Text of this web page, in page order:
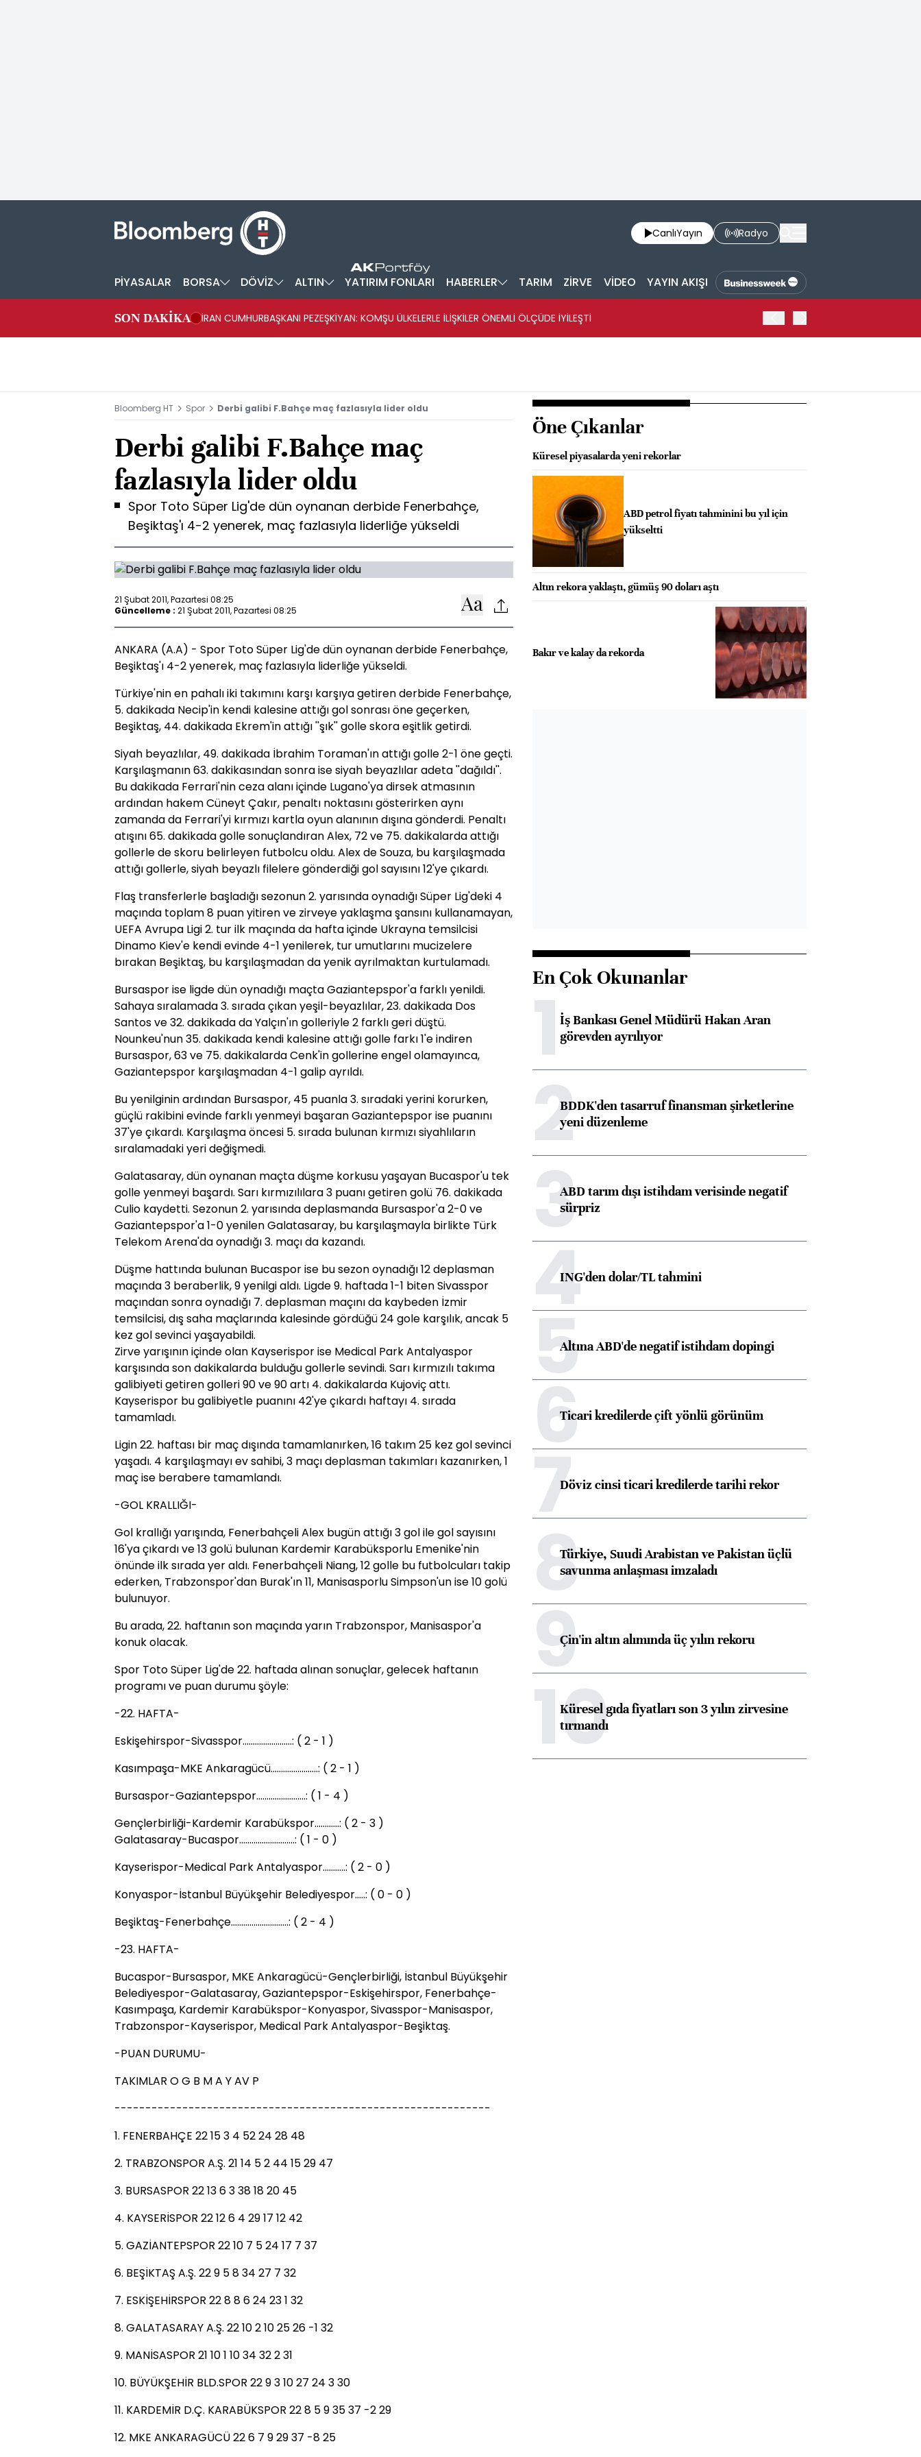
CanlıYayın Radyo
PİYASALAR BORSA DÖVİZ ALTIN YATIRIM FONLARI HABERLER TARIM ZİRVE VİDEO YAYIN AKIŞI
SON DAKİKA İRAN CUMHURBAŞKANI PEZEŞKİYAN: KOMŞU ÜLKELERLE İLİŞKİLER ÖNEMLİ ÖLÇÜDE İYİLEŞTİ
Bloomberg HT Spor Derbi galibi F.Bahçe maç fazlasıyla lider oldu
Derbi galibi F.Bahçe maç
fazlasıyla lider oldu
Spor Toto Süper Lig'de dün oynanan derbide Fenerbahçe,
Beşiktaş'ı 4-2 yenerek, maç fazlasıyla liderliğe yükseldi
21 Şubat 2011, Pazartesi 08:25
Güncelleme : 21 Şubat 2011, Pazartesi 08:25
ANKARA (A.A) - Spor Toto Süper Lig'de dün oynanan derbide Fenerbahçe,
Beşiktaş'ı 4-2 yenerek, maç fazlasıyla liderliğe yükseldi.
Türkiye'nin en pahalı iki takımını karşı karşıya getiren derbide Fenerbahçe,
5. dakikada Necip'in kendi kalesine attığı gol sonrası öne geçerken,
Beşiktaş, 44. dakikada Ekrem'in attığı ''şık'' golle skora eşitlik getirdi.
Siyah beyazlılar, 49. dakikada İbrahim Toraman'ın attığı golle 2-1 öne geçti.
Karşılaşmanın 63. dakikasından sonra ise siyah beyazlılar adeta ''dağıldı''.
Bu dakikada Ferrari'nin ceza alanı içinde Lugano'ya dirsek atmasının
ardından hakem Cüneyt Çakır, penaltı noktasını gösterirken aynı
zamanda da Ferrari'yi kırmızı kartla oyun alanının dışına gönderdi. Penaltı
atışını 65. dakikada golle sonuçlandıran Alex, 72 ve 75. dakikalarda attığı
gollerle de skoru belirleyen futbolcu oldu. Alex de Souza, bu karşılaşmada
attığı gollerle, siyah beyazlı filelere gönderdiği gol sayısını 12'ye çıkardı.
Flaş transferlerle başladığı sezonun 2. yarısında oynadığı Süper Lig'deki 4
maçında toplam 8 puan yitiren ve zirveye yaklaşma şansını kullanamayan,
UEFA Avrupa Ligi 2. tur ilk maçında da hafta içinde Ukrayna temsilcisi
Dinamo Kiev'e kendi evinde 4-1 yenilerek, tur umutlarını mucizelere
bırakan Beşiktaş, bu karşılaşmadan da yenik ayrılmaktan kurtulamadı.
Bursaspor ise ligde dün oynadığı maçta Gaziantepspor'a farklı yenildi.
Sahaya sıralamada 3. sırada çıkan yeşil-beyazlılar, 23. dakikada Dos
Santos ve 32. dakikada da Yalçın'ın golleriyle 2 farklı geri düştü.
Nounkeu'nun 35. dakikada kendi kalesine attığı golle farkı 1'e indiren
Bursaspor, 63 ve 75. dakikalarda Cenk'in gollerine engel olamayınca,
Gaziantepspor karşılaşmadan 4-1 galip ayrıldı.
Bu yenilginin ardından Bursaspor, 45 puanla 3. sıradaki yerini korurken,
güçlü rakibini evinde farklı yenmeyi başaran Gaziantepspor ise puanını
37'ye çıkardı. Karşılaşma öncesi 5. sırada bulunan kırmızı siyahlıların
sıralamadaki yeri değişmedi.
Galatasaray, dün oynanan maçta düşme korkusu yaşayan Bucaspor'u tek
golle yenmeyi başardı. Sarı kırmızılılara 3 puanı getiren golü 76. dakikada
Culio kaydetti. Sezonun 2. yarısında deplasmanda Bursaspor'a 2-0 ve
Gaziantepspor'a 1-0 yenilen Galatasaray, bu karşılaşmayla birlikte Türk
Telekom Arena'da oynadığı 3. maçı da kazandı.
Düşme hattında bulunan Bucaspor ise bu sezon oynadığı 12 deplasman
maçında 3 beraberlik, 9 yenilgi aldı. Ligde 9. haftada 1-1 biten Sivasspor
maçından sonra oynadığı 7. deplasman maçını da kaybeden İzmir
temsilcisi, dış saha maçlarında kalesinde gördüğü 24 gole karşılık, ancak 5
kez gol sevinci yaşayabildi.
Zirve yarışının içinde olan Kayserispor ise Medical Park Antalyaspor
karşısında son dakikalarda bulduğu gollerle sevindi. Sarı kırmızılı takıma
galibiyeti getiren golleri 90 ve 90 artı 4. dakikalarda Kujoviç attı.
Kayserispor bu galibiyetle puanını 42'ye çıkardı haftayı 4. sırada
tamamladı.
Ligin 22. haftası bir maç dışında tamamlanırken, 16 takım 25 kez gol sevinci
yaşadı. 4 karşılaşmayı ev sahibi, 3 maçı deplasman takımları kazanırken, 1
maç ise berabere tamamlandı.
-GOL KRALLIĞI-
Gol krallığı yarışında, Fenerbahçeli Alex bugün attığı 3 gol ile gol sayısını
16'ya çıkardı ve 13 golü bulunan Kardemir Karabüksporlu Emenike'nin
önünde ilk sırada yer aldı. Fenerbahçeli Niang, 12 golle bu futbolcuları takip
ederken, Trabzonspor'dan Burak'ın 11, Manisasporlu Simpson'un ise 10 golü
bulunuyor.
Bu arada, 22. haftanın son maçında yarın Trabzonspor, Manisaspor'a
konuk olacak.
Spor Toto Süper Lig'de 22. haftada alınan sonuçlar, gelecek haftanın
programı ve puan durumu şöyle:
-22. HAFTA-
Eskişehirspor-Sivasspor........................: ( 2 - 1 )
Kasımpaşa-MKE Ankaragücü.......................: ( 2 - 1 )
Bursaspor-Gaziantepspor........................: ( 1 - 4 )
Gençlerbirliği-Kardemir Karabükspor............: ( 2 - 3 )
Galatasaray-Bucaspor...........................: ( 1 - 0 )
Kayserispor-Medical Park Antalyaspor...........: ( 2 - 0 )
Konyaspor-İstanbul Büyükşehir Belediyespor.....: ( 0 - 0 )
Beşiktaş-Fenerbahçe............................: ( 2 - 4 )
-23. HAFTA-
Bucaspor-Bursaspor, MKE Ankaragücü-Gençlerbirliği, İstanbul Büyükşehir
Belediyespor-Galatasaray, Gaziantepspor-Eskişehirspor, Fenerbahçe-
Kasımpaşa, Kardemir Karabükspor-Konyaspor, Sivasspor-Manisaspor,
Trabzonspor-Kayserispor, Medical Park Antalyaspor-Beşiktaş.
-PUAN DURUMU-
TAKIMLAR O G B M A Y AV P
-------------------------------------------------------------
1. FENERBAHÇE 22 15 3 4 52 24 28 48
2. TRABZONSPOR A.Ş. 21 14 5 2 44 15 29 47
3. BURSASPOR 22 13 6 3 38 18 20 45
4. KAYSERİSPOR 22 12 6 4 29 17 12 42
5. GAZİANTEPSPOR 22 10 7 5 24 17 7 37
6. BEŞİKTAŞ A.Ş. 22 9 5 8 34 27 7 32
7. ESKİŞEHİRSPOR 22 8 8 6 24 23 1 32
8. GALATASARAY A.Ş. 22 10 2 10 25 26 -1 32
9. MANİSASPOR 21 10 1 10 34 32 2 31
10. BÜYÜKŞEHİR BLD.SPOR 22 9 3 10 27 24 3 30
11. KARDEMİR D.Ç. KARABÜKSPOR 22 8 5 9 35 37 -2 29
12. MKE ANKARAGÜCÜ 22 6 7 9 29 37 -8 25
Öne Çıkanlar
Küresel piyasalarda yeni rekorlar
ABD petrol fiyatı tahminini bu yıl için
yükseltti
Altın rekora yaklaştı, gümüş 90 doları aştı
Bakır ve kalay da rekorda
En Çok Okunanlar
1İş Bankası Genel Müdürü Hakan Aran
görevden ayrılıyor
2BDDK'den tasarruf finansman şirketlerine
yeni düzenleme
3ABD tarım dışı istihdam verisinde negatif
sürpriz
4ING'den dolar/TL tahmini
5Altına ABD'de negatif istihdam dopingi
6Ticari kredilerde çift yönlü görünüm
7Döviz cinsi ticari kredilerde tarihi rekor
8Türkiye, Suudi Arabistan ve Pakistan üçlü
savunma anlaşması imzaladı
9Çin'in altın alımında üç yılın rekoru
10
Küresel gıda fiyatları son 3 yılın zirvesine
tırmandı